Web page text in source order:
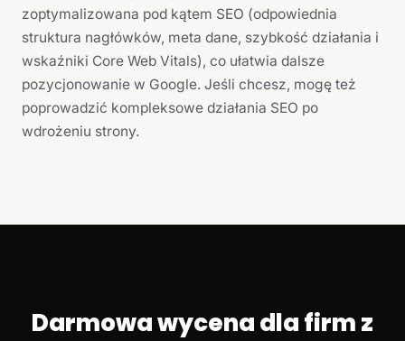
zoptymalizowana pod kątem SEO (odpowiednia
struktura nagłówków, meta dane, szybkość działania i
wskaźniki Core Web Vitals), co ułatwia dalsze
pozycjonowanie w Google. Jeśli chcesz, mogę też
poprowadzić kompleksowe działania SEO po
wdrożeniu strony.
Darmowa wycena dla firm z